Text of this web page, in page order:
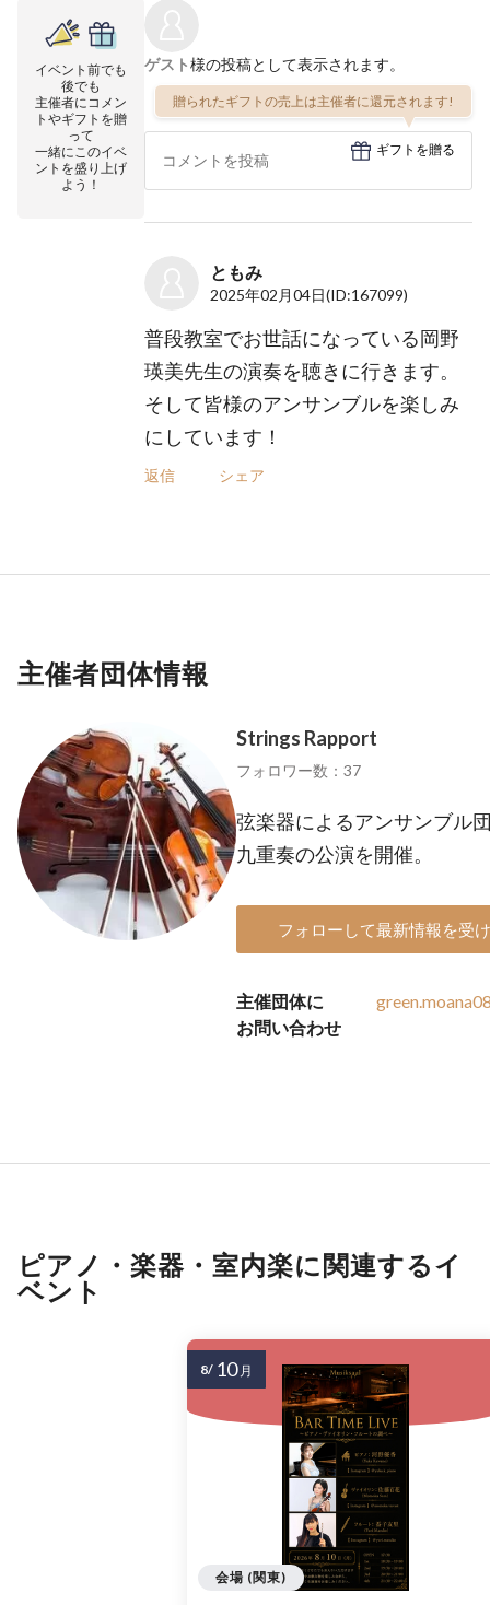
イベント前でも
後でも
主催者にコメン
トやギフトを贈
って
一緒にこのイベ
ントを盛り上げ
よう！
ゲスト様の投稿として表示されます。
贈られたギフトの売上は主催者に還元されます!
ギフトを贈る
ともみ
2025年02月04日(ID:167099)
普段教室でお世話になっている岡野
瑛美先生の演奏を聴きに行きます。
そして皆様のアンサンブルを楽しみ
にしています！
返信 シェア
主催者団体情報
Strings Rapport
フォロワー数：37
弦楽器によるアンサンブル
九重奏の公演を開催。
フォローして最新情報を受
主催団体に
お問い合わせ
ピアノ・楽器・室内楽に関連するイ
ベント
会場 (関東)
8/ 10 月